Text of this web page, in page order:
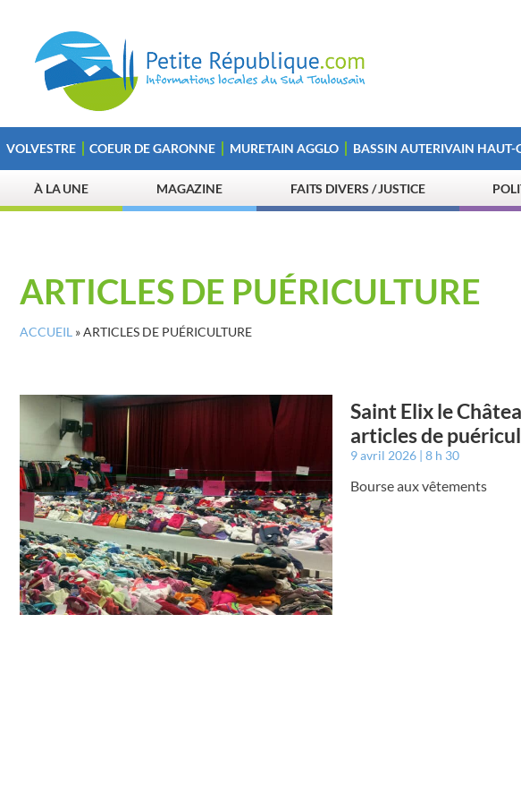
VOLVESTRE COEUR DE GARONNE MURETAIN AGGLO BASSIN AUTERIVAIN HAUT-
À LA UNE MAGAZINE FAITS DIVERS / JUSTICE
ARTICLES DE PUÉRICULTURE
ACCUEIL »ARTICLES DE PUÉRICULTURE
Saint Elix le
articles de
9 avril 2026 8 h 30
Bourse aux vêtements